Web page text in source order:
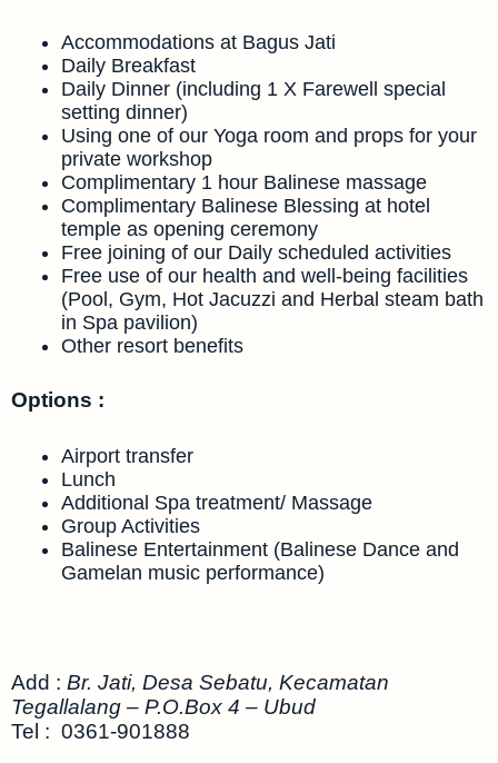
Accommodations at Bagus Jati
Daily Breakfast
Daily Dinner (including 1 X Farewell special
setting dinner)
Using one of our Yoga room and props for your
private workshop
Complimentary 1 hour Balinese massage
Complimentary Balinese Blessing at hotel
temple as opening ceremony
Free joining of our Daily scheduled activities
Free use of our health and well-being facilities
(Pool, Gym, Hot Jacuzzi and Herbal steam bath
in Spa pavilion)
Other resort benefits
Options :
Airport transfer
Lunch
Additional Spa treatment/ Massage
Group Activities
Balinese Entertainment (Balinese Dance and
Gamelan music performance)
Add : Br. Jati, Desa Sebatu, Kecamatan
Tegallalang – P.O.Box 4 – Ubud
Tel : 0361-901888